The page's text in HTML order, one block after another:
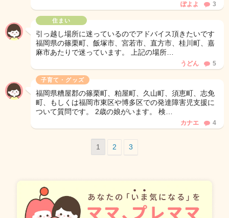
ぽよよ 3
住まい
引っ越し場所に迷っているのでアドバイス頂きたいです
福岡県の篠栗町、飯塚市、宮若市、直方市、桂川町、嘉
麻市あたりで迷っています。 上記の場所…
うどん 5
子育て・グッズ
福岡県糟屋郡の篠栗町、粕屋町、久山町、須恵町、志免
町、もしくは福岡市東区や博多区での発達障害児支援に
ついて質問です。 2歳の娘がいます。 検…
カナエ 4
1 2 3